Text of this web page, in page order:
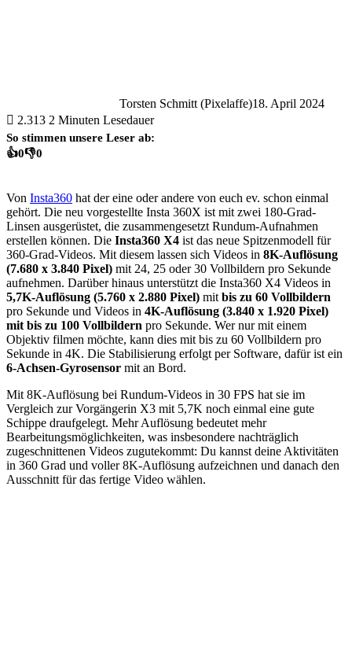
Torsten Schmitt (Pixelaffe)18. April 2024
2.313 2 Minuten Lesedauer
So stimmen unsere Leser ab:
👍0👎0
Von Insta360 hat der eine oder andere von euch ev. schon einmal
gehört. Die neu vorgestellte Insta 360X ist mit zwei 180-Grad-
Linsen ausgerüstet, die zusammengesetzt Rundum-Aufnahmen
erstellen können. Die Insta360 X4 ist das neue Spitzenmodell für
360-Grad-Videos. Mit diesem lassen sich Videos in 8K-Auflösung
(7.680 x 3.840 Pixel) mit 24, 25 oder 30 Vollbildern pro Sekunde
aufnehmen. Darüber hinaus unterstützt die Insta360 X4 Videos in
5,7K-Auflösung (5.760 x 2.880 Pixel) mit bis zu 60 Vollbildern
pro Sekunde und Videos in 4K-Auflösung (3.840 x 1.920 Pixel)
mit bis zu 100 Vollbildern pro Sekunde. Wer nur mit einem
Objektiv filmen möchte, kann dies mit bis zu 60 Vollbildern pro
Sekunde in 4K. Die Stabilisierung erfolgt per Software, dafür ist ein
6-Achsen-Gyrosensor mit an Bord.
Mit 8K-Auflösung bei Rundum-Videos in 30 FPS hat sie im
Vergleich zur Vorgängerin X3 mit 5,7K noch einmal eine gute
Schippe draufgelegt. Mehr Auflösung bedeutet mehr
Bearbeitungsmöglichkeiten, was insbesondere nachträglich
zugeschnittenen Videos zugutekommt: Du kannst deine Aktivitäten
in 360 Grad und voller 8K-Auflösung aufzeichnen und danach den
Ausschnitt für das fertige Video wählen.